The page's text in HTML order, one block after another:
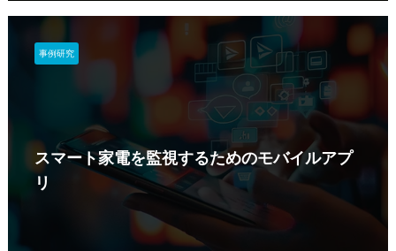
スマート家電を監視するためのモバイルアプ
リ
事例研究